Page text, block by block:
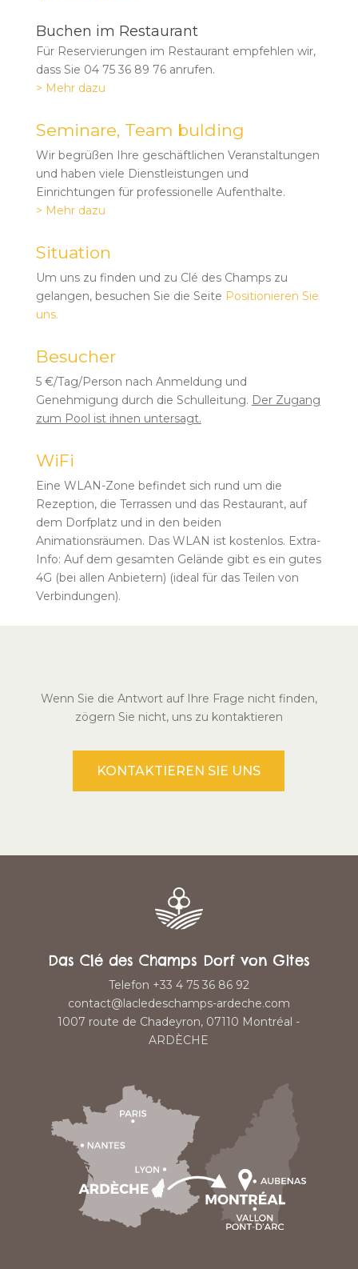
Buchen im Restaurant
Für Reservierungen im Restaurant empfehlen wir,
dass Sie 04 75 36 89 76 anrufen.
> Mehr dazu
Seminare, Team bulding
Wir begrüßen Ihre geschäftlichen Veranstaltungen
und haben viele Dienstleistungen und
Einrichtungen für professionelle Aufenthalte.
> Mehr dazu
Situation
Um uns zu finden und zu Clé des Champs zu
gelangen, besuchen Sie die Seite Positionieren Sie
uns.
Besucher
5 €/Tag/Person nach Anmeldung und
Genehmigung durch die Schulleitung. Der Zugang
zum Pool ist ihnen untersagt.
WiFi
Eine WLAN-Zone befindet sich rund um die
Rezeption, die Terrassen und das Restaurant, auf
dem Dorfplatz und in den beiden
Animationsräumen. Das WLAN ist kostenlos. Extra-
Info: Auf dem gesamten Gelände gibt es ein gutes
4G (bei allen Anbietern) (ideal für das Teilen von
Verbindungen).
Wenn Sie die Antwort auf Ihre Frage nicht finden,
zögern Sie nicht, uns zu kontaktieren
KONTAKTIEREN SIE UNS
Das Clé des Champs Dorf von Gites
Telefon +33 4 75 36 86 92
contact@lacledeschamps-ardeche.com
1007 route de Chadeyron, 07110 Montréal -
ARDÈCHE